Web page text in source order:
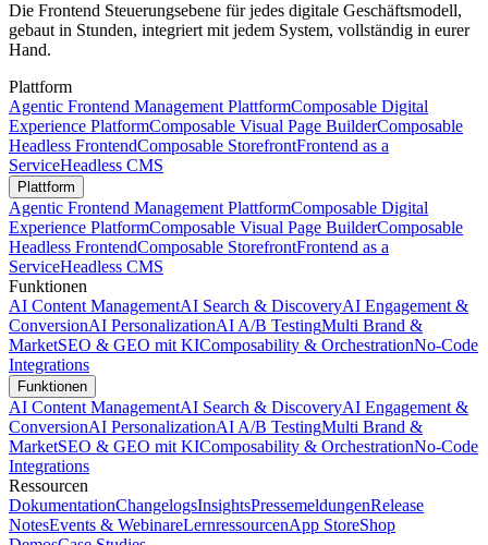
Die Frontend Steuerungsebene für jedes digitale Geschäftsmodell,
gebaut in Stunden, integriert mit jedem System, vollständig in eurer
Hand.
Plattform
Agentic Frontend Management PlattformComposable Digital
Experience PlatformComposable Visual Page BuilderComposable
Headless FrontendComposable StorefrontFrontend as a
ServiceHeadless CMS
Plattform
Agentic Frontend Management PlattformComposable Digital
Experience PlatformComposable Visual Page BuilderComposable
Headless FrontendComposable StorefrontFrontend as a
ServiceHeadless CMS
Funktionen
AI Content ManagementAI Search & DiscoveryAI Engagement &
ConversionAI PersonalizationAI A/B TestingMulti Brand &
MarketSEO & GEO mit KIComposability & OrchestrationNo-Code
Integrations
Funktionen
AI Content ManagementAI Search & DiscoveryAI Engagement &
ConversionAI PersonalizationAI A/B TestingMulti Brand &
MarketSEO & GEO mit KIComposability & OrchestrationNo-Code
Integrations
Ressourcen
DokumentationChangelogsInsightsPressemeldungenRelease
NotesEvents & WebinareLernressourcenApp StoreShop